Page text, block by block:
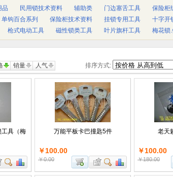
品 民用锁技术资料 辅助类 门边塞舌工具 保险柜
单钩百合系列 保险柜技术资料 挂锁专用工具 十字开
枪式电动工具 磁性锁类工具 叶片旗杆工具 梅花锁
销量 人气 排序方式:
工具（梅
万能平板卡巴撞匙5件
￥100.00
￥0.00
老天
￥100.00
￥180.00